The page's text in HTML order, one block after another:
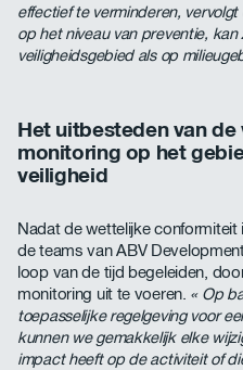
effectief te verminderen, vervolgt
op het niveau van preventie, kan
veiligheidsgebied als op
Het uitbesteden van
monitoring op het
veiligheid
Nadat de wettelijke
de teams van ABV
loop van de tijd begeleiden,
monitoring uit te voeren. « Op
toepasselijke regelgeving voor
kunnen we gemakkelijk elke
impact heeft op de activiteit of